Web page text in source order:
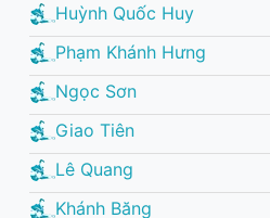
Huỳnh Quốc Huy
Phạm Khánh Hưng
Ngọc Sơn
Giao Tiên
Lê Quang
Khánh Băng